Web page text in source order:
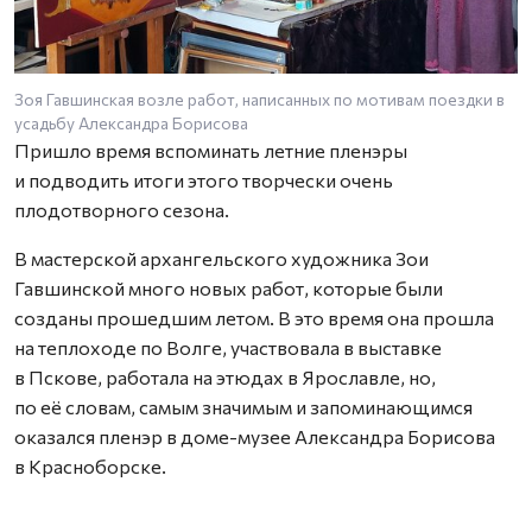
Зоя Гавшинская возле работ, написанных по мотивам поездки в
усадьбу Александра Борисова
Пришло время вспоминать летние пленэры
и подводить итоги этого творчески очень
плодотворного сезона.
В мастерской архангельского художника Зои
Гавшинской много новых работ, которые были
созданы прошедшим летом. В это время она прошла
на теплоходе по Волге, участвовала в выставке
в Пскове, работала на этюдах в Ярославле, но,
по её словам, самым значимым и запоминающимся
оказался пленэр в доме-музее Александра Борисова
в Красноборске.